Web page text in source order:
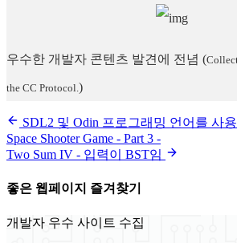
우수한 개발자 콘텐츠 발견에 전념 (
the CC Protocol.)
SDL2 및 Odin 프로그래밍 언어를 사
Space Shooter Game - Part 3 -
Two Sum IV - 입력이 BST임
좋은 웹페이지 즐겨찾기
개발자 우수 사이트 수집